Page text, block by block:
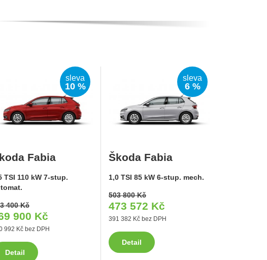
sleva
10 %
Fabia
TSI 110 kW 7-stup.
400 Kč
900 Kč
992 Kč bez DPH
Detail
sleva
6 %
Škoda Fabia
1,0 TSI 85 kW 6-stup. mech.
503 800 Kč
473 572 Kč
391 382 Kč bez DPH
Detail